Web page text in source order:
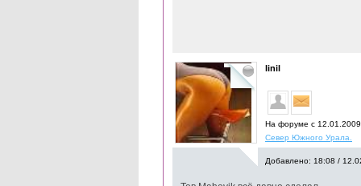
linil
На форуме с
Север Южного Урала.
Добавлено: 18:08 /